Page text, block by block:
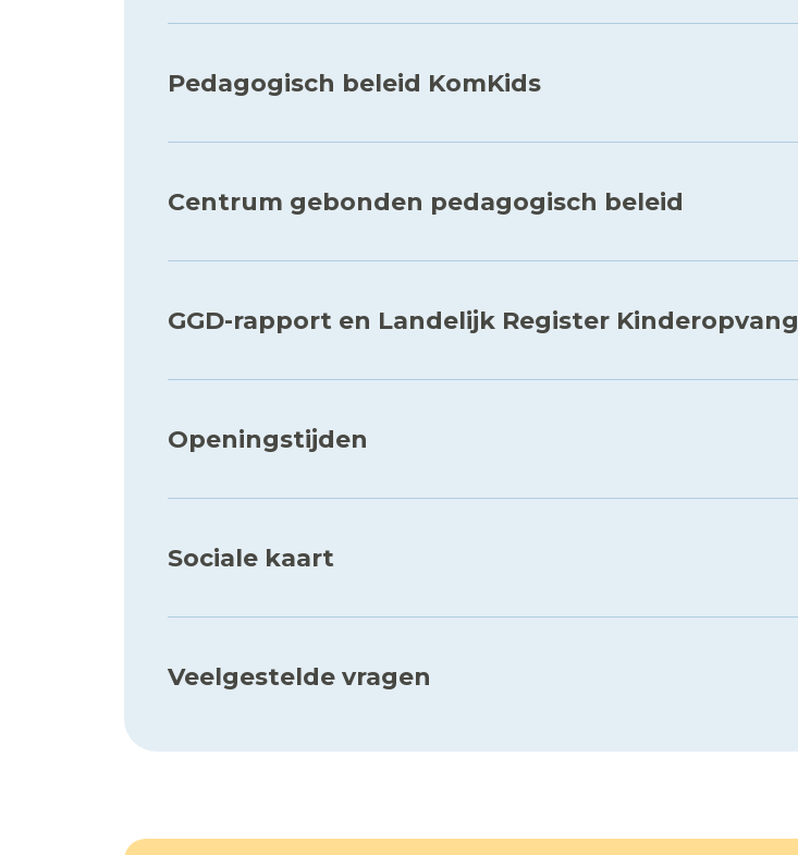
Pedagogisch beleid KomKids
Centrum gebonden pedagogisch beleid
GGD-rapport en Landelijk Register Kinderopvang
Openingstijden
Sociale kaart
Veelgestelde vragen